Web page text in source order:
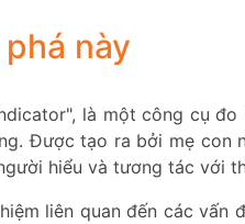
này
là một công cụ
Được tạo ra bởi mẹ con
hiểu và tương tác với
liên quan đến các